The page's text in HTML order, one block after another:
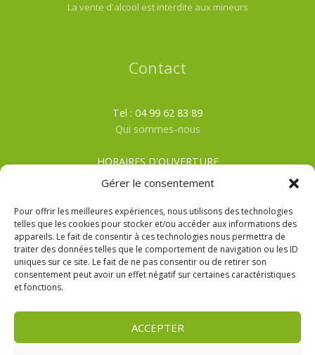
Gérer le consentement
Pour offrir les meilleures expériences, nous utilisons des technologies
telles que les cookies pour stocker et/ou accéder aux informations des
appareils. Le fait de consentir à ces technologies nous permettra de
traiter des données telles que le comportement de navigation ou les ID
uniques sur ce site. Le fait de ne pas consentir ou de retirer son
consentement peut avoir un effet négatif sur certaines caractéristiques
et fonctions.
ACCEPTER
La vente d'alcool est interdite aux mineurs
Contact
Tel : 04 99 62 83 89
Qui sommes-nous
HORAIRES D'OUVERTURE
Du lundi au samedi
HIVER: De 8h00 à 19h00
CGV
Mentions Légales
Politique de confidentialité